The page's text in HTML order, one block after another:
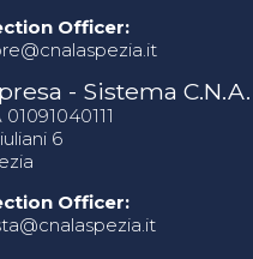
Officer:
- Sistema
6
Officer: